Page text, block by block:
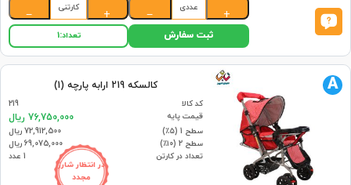
+
عددی
−
+
کارتنی
−
ثبت سفارش تعداد:1
در انتظار شارژ
مجدد
کالسکه 219 ارابه پارچه (1)
کد کالا
219
قیمت پایه
76,750,000 ریال
سطح 1 (۵٪)
72,912,500 ریال
سطح 2 (۱۰٪)
69,075,000 ریال
تعداد در کارتن
1 عدد
A